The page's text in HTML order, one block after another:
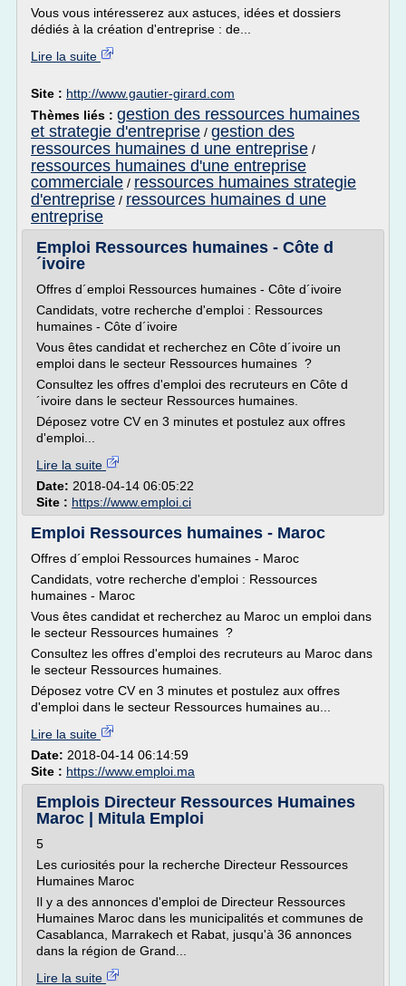
Vous vous intéresserez aux astuces, idées et dossiers
dédiés à la création d'entreprise : de...
Lire la suite
Site : http://www.gautier-girard.com
Thèmes liés : gestion des ressources humaines
et strategie d'entreprise / gestion des
ressources humaines d une entreprise /
ressources humaines d'une entreprise
commerciale / ressources humaines strategie
d'entreprise / ressources humaines d une
entreprise
Emploi Ressources humaines - Côte d
´ivoire
Offres d´emploi Ressources humaines - Côte d´ivoire
Candidats, votre recherche d'emploi : Ressources
humaines - Côte d´ivoire
Vous êtes candidat et recherchez en Côte d´ivoire un
emploi dans le secteur Ressources humaines ?
Consultez les offres d'emploi des recruteurs en Côte d
´ivoire dans le secteur Ressources humaines.
Déposez votre CV en 3 minutes et postulez aux offres
d'emploi...
Lire la suite
Date: 2018-04-14 06:05:22
Site : https://www.emploi.ci
Emploi Ressources humaines - Maroc
Offres d´emploi Ressources humaines - Maroc
Candidats, votre recherche d'emploi : Ressources
humaines - Maroc
Vous êtes candidat et recherchez au Maroc un emploi dans
le secteur Ressources humaines ?
Consultez les offres d'emploi des recruteurs au Maroc dans
le secteur Ressources humaines.
Déposez votre CV en 3 minutes et postulez aux offres
d'emploi dans le secteur Ressources humaines au...
Lire la suite
Date: 2018-04-14 06:14:59
Site : https://www.emploi.ma
Emplois Directeur Ressources Humaines
Maroc | Mitula Emploi
5
Les curiosités pour la recherche Directeur Ressources
Humaines Maroc
Il y a des annonces d'emploi de Directeur Ressources
Humaines Maroc dans les municipalités et communes de
Casablanca, Marrakech et Rabat, jusqu'à 36 annonces
dans la région de Grand...
Lire la suite